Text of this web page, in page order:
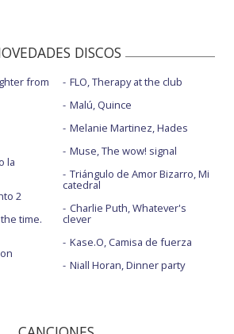
DISCOS
from
la
2
time.
FLO, Therapy at the club
Malú, Quince
Melanie Martinez, Hades
Muse, The wow! signal
Triángulo de Amor Bizarro, Mi
catedral
Charlie Puth, Whatever's
clever
Kase.O, Camisa de fuerza
Niall Horan, Dinner party